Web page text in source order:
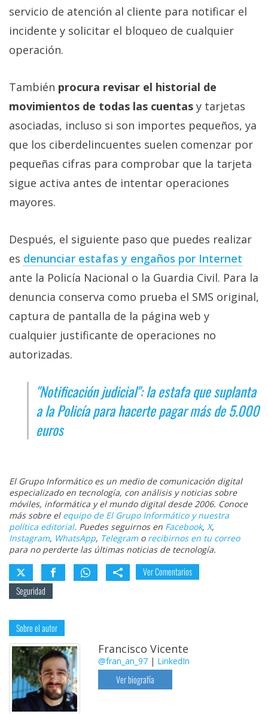
servicio de atención al cliente para notificar el
incidente y solicitar el bloqueo de cualquier
operación.
También procura revisar el historial de
movimientos de todas las cuentas y tarjetas
asociadas, incluso si son importes pequeños, ya
que los ciberdelincuentes suelen comenzar por
pequeñas cifras para comprobar que la tarjeta
sigue activa antes de intentar operaciones
mayores.
Después, el siguiente paso que puedes realizar
es denunciar estafas y engaños por Internet‎
ante la Policía Nacional o la Guardia Civil. Para la
denuncia conserva como prueba el SMS original,
captura de pantalla de la página web y
cualquier justificante de operaciones no
autorizadas.
"Notificación judicial": la estafa que suplanta
a la Policía para hacerte pagar más de 5.000
euros
El Grupo Informático es un medio de comunicación digital
especializado en tecnología, con análisis y noticias sobre
móviles, informática y el mundo digital desde 2006. Conoce
más sobre el equipo de El Grupo Informático y nuestra
política editorial. Puedes seguirnos en Facebook, X,
Instagram, WhatsApp, Telegramo recibirnos en tu correo
para no perderte las últimas noticias de tecnología.
Ver Comentarios
Seguridad
Sobre el autor
Francisco Vicente
@fran_an_97 | LinkedIn
Ver biografía